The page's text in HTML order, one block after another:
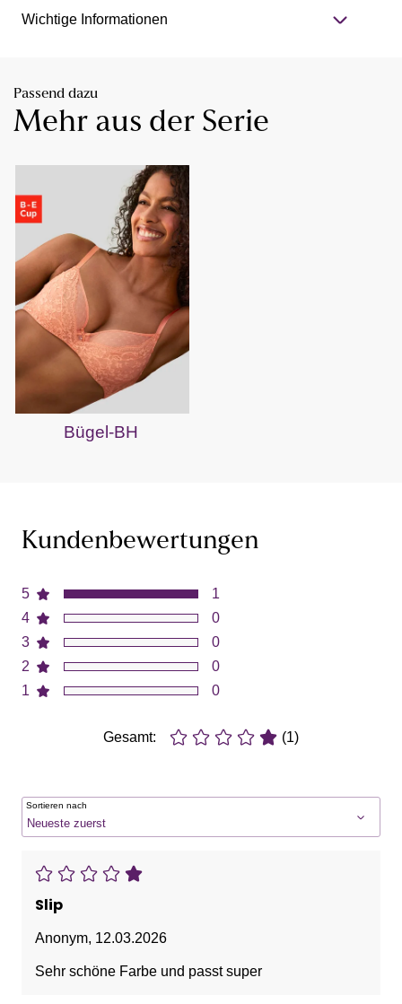
Wichtige Informationen
Passend dazu
Mehr aus der Serie
Bügel-BH
Kundenbewertungen
5
4
3
2
1
1
0
0
0
0
Gesamt: (1)
Sortieren nach
Slip
Anonym, 12.03.2026
Sehr schöne Farbe und passt super